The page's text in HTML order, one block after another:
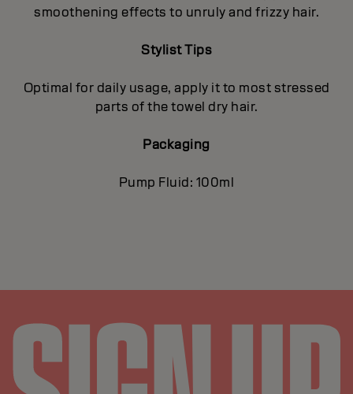
smoothening effects to unruly and frizzy hair.
Stylist Tips
Optimal for daily usage, apply it to most stressed
parts of the towel dry hair.
Packaging
Pump Fluid: 100ml